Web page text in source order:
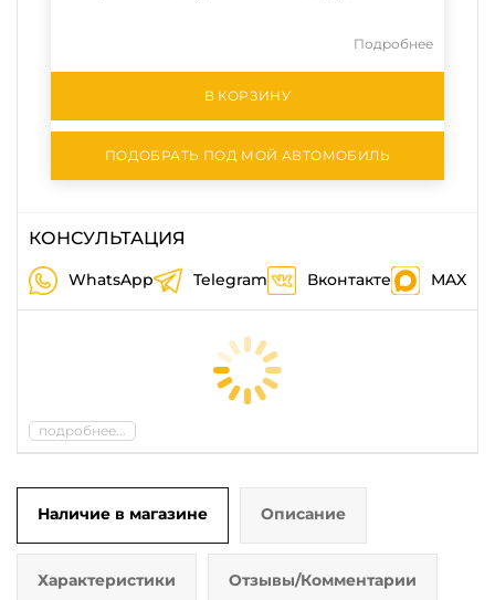
Подробнее
В КОРЗИНУ
ПОДОБРАТЬ ПОД МОЙ АВТОМОБИЛЬ
КОНСУЛЬТАЦИЯ
WhatsApp Telegram Вконтакте MAX
подробнее...
Наличие в магазине Описание
Характеристики Отзывы/Комментарии